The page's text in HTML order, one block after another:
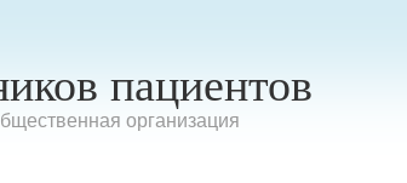
пациентов
организация